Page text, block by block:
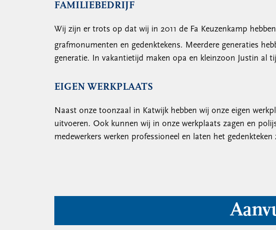
FAMILIEBEDRIJF
Wij zijn er trots op dat wij in 2011 de Fa Keuzenkamp
grafmonumenten en gedenktekens. Meerdere generaties
generatie. In vakantietijd maken opa en kleinzoon Justin al
EIGEN WERKPLAATS
Naast onze toonzaal in Katwijk hebben wij onze eigen
uitvoeren. Ook kunnen wij in onze werkplaats zagen en
medewerkers werken professioneel en laten het